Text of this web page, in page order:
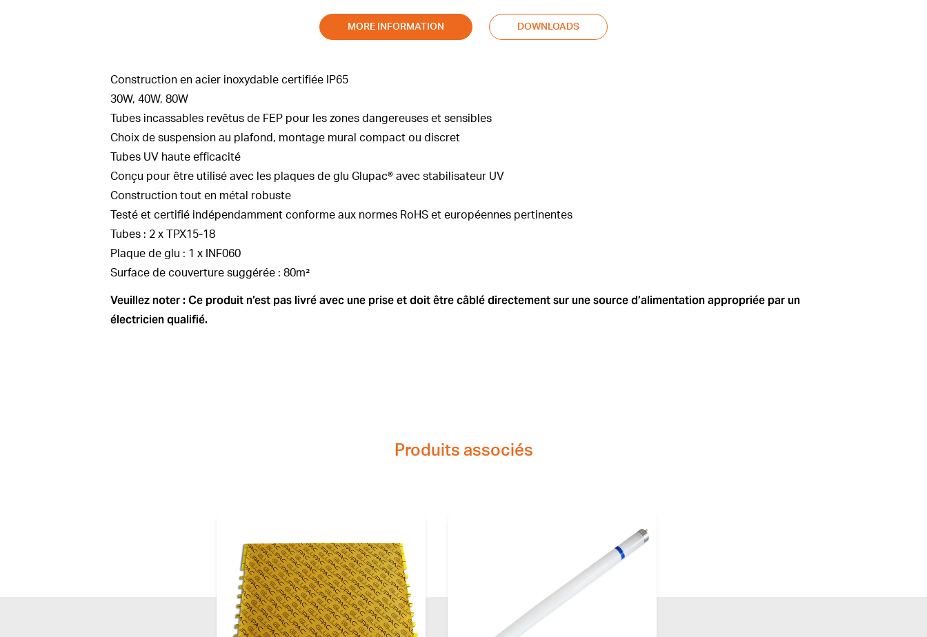
MORE INFORMATION DOWNLOADS
Construction en acier inoxydable certifiée IP65
30W, 40W, 80W
Tubes incassables revêtus de FEP pour les zones dangereuses et sensibles
Choix de suspension au plafond, montage mural compact ou discret
Tubes UV haute efficacité
Conçu pour être utilisé avec les plaques de glu Glupac® avec stabilisateur UV
Construction tout en métal robuste
Testé et certifié indépendamment conforme aux normes RoHS et européennes pertinentes
Tubes : 2 x TPX15-18
Plaque de glu : 1 x INF060
Surface de couverture suggérée : 80m²
Veuillez noter : Ce produit n’est pas livré avec une prise et doit être câblé directement sur une source d’alimentation appropriée par un
électricien qualifié.
Produits associés